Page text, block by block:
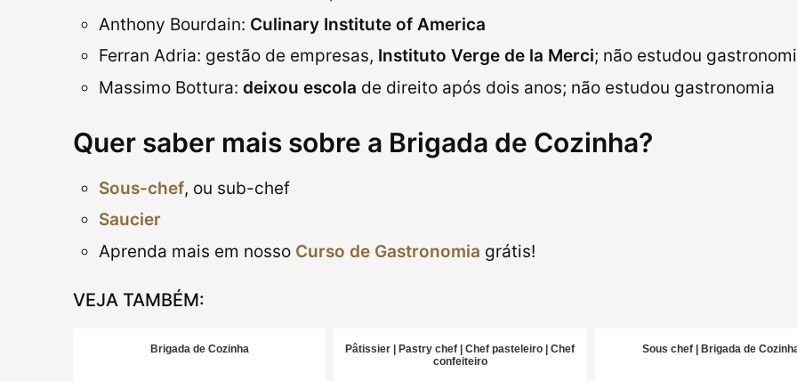
Anthony Bourdain: Culinary Institute of America
Ferran Adria: gestão de empresas, Instituto Verge de la Merci; não estudou
Massimo Bottura: deixou escola de direito após dois anos; não estudou gastronomia
Quer saber mais sobre a Brigada de Cozinha?
Sous-chef, ou sub-chef
Saucier
Aprenda mais em nosso Curso de Gastronomia grátis!
VEJA TAMBÉM:
Brigada de Cozinha
Pâtissier | Pastry chef | Chef pasteleiro | Chef
confeiteiro
Sous chef | Brigada de